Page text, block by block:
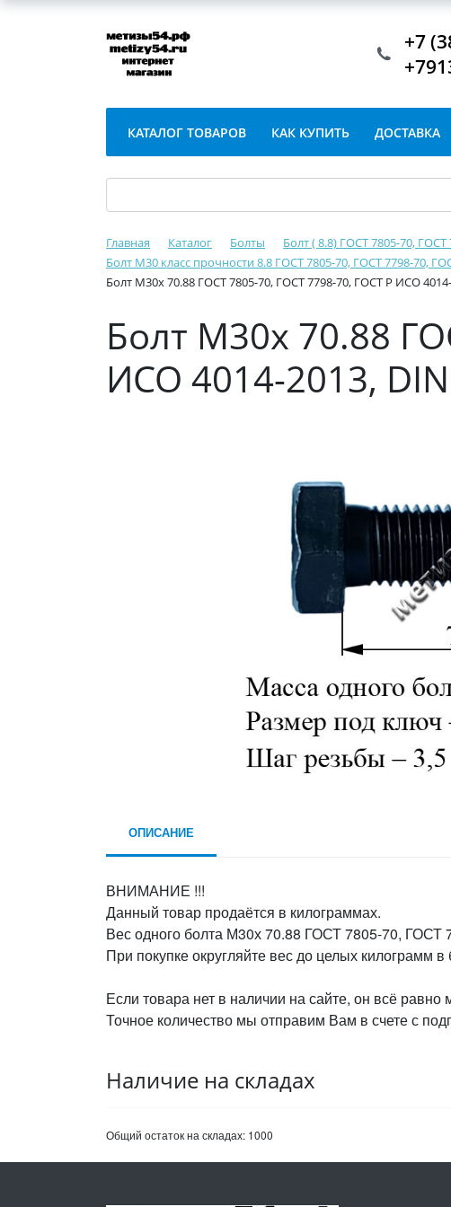
+7
КАТАЛОГ ТОВАРОВ КАК КУПИТЬ ДОСТАВКА
Главная Каталог Болты
Болт ( 8.8) ГОСТ 7805-70,
Болт М30 класс прочности 8.8 ГОСТ 7805-70, ГОСТ 7798-70,
Болт М30х 70.88 ГОСТ 7805-70, ГОСТ 7798-70, ГОСТ Р ИСО
Болт М30х 70.88
ИСО 4014-2013,
ОПИСАНИЕ
ВНИМАНИЕ !!!
Данный товар продаётся в килограммах.
Вес одного болта М30х 70.88 ГОСТ 7805-70,
При покупке округляйте вес до целых килограмм
Если товара нет в наличии на сайте, он всё
Точное количество мы отправим Вам в счете с
Наличие на складах
Общий остаток на складах: 1000